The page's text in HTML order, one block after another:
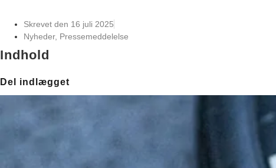
Skrevet den 16 juli 2025
Nyheder, Pressemeddelelse
Indhold
Del indlægget